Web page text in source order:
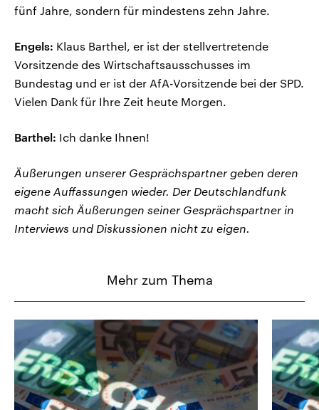
fünf Jahre, sondern für mindestens zehn Jahre.
Engels: Klaus Barthel, er ist der stellvertretende
Vorsitzende des Wirtschaftsausschusses im
Bundestag und er ist der AfA-Vorsitzende bei der SPD.
Vielen Dank für Ihre Zeit heute Morgen.
Barthel: Ich danke Ihnen!
Äußerungen unserer Gesprächspartner geben deren
eigene Auffassungen wieder. Der Deutschlandfunk
macht sich Äußerungen seiner Gesprächspartner in
Interviews und Diskussionen nicht zu eigen.
Mehr zum Thema